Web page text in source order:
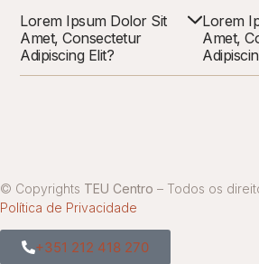
Lorem Ipsum Dolor Sit
Amet, Consectetur
Adipiscing Elit?
Lorem
Amet,
© Copyrights TEU Centro – Todos os
Política de Privacidade
+351 212 418 270